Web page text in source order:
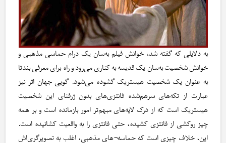
به دلایلی که گفته شد، خوانش فیلم به‌سان یک درام حماسی مذهبی و
خوانش شخصیت به‌سان یک قدیسه به کناری می‌رود و راه برای معرفی بندتا
به عنوان یک شخصیت هیستریک گشوده می‌شود. گویی جهان اثر نیز
عبارت از تکه‌های سرهم‌شده فانتزی‌های بدون ژرفنای این شخصیت
هیستریک است که از درک لایه‌های مبهم‌تر امور بازمانده است و بر همه
چیز روکشی از فانتزی کشیده، حتی فانتزی را به واقعیت کشانیده است.
این، خلاف چیزی است که حماسه¬های مذهبی، اغلب به تصویرگری‌اش